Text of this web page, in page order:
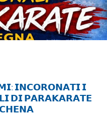
𝗜𝗡𝗖𝗢𝗥𝗢𝗡𝗔𝗧𝗜 𝗜
𝗗𝗜 𝗣𝗔𝗥𝗔𝗞𝗔𝗥𝗔𝗧𝗘